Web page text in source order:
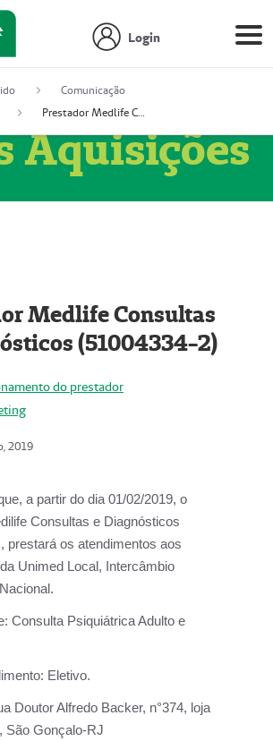
Login
Comunicação
Prestador Medlife Consultas e Diagnósticos (51004334-2)
Aquisições
Medlife Consultas
(51004334-2)
do prestador
2019
a partir do dia 01/02/2019, o
Consultas e Diagnósticos
prestará os atendimentos aos
Unimed Local, Intercâmbio
Consulta Psiquiátrica Adulto e
Eletivo.
Doutor Alfredo Backer, n°374, loja
São Gonçalo-RJ